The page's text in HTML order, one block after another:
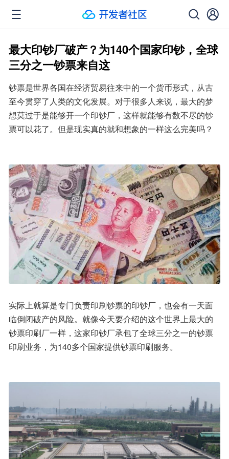
最大印钞厂破产？为140个国家印钞，全球
三分之一钞票来自这
钞票是世界各国在经济贸易往来中的一个货币形式，从古
至今贯穿了人类的文化发展。对于很多人来说，最大的梦
想莫过于是能够开一个印钞厂，这样就能够有数不尽的钞
票可以花了。但是现实真的就和想象的一样这么完美吗？
实际上就算是专门负责印刷钞票的印钞厂，也会有一天面
临倒闭破产的风险。就像今天要介绍的这个世界上最大的
钞票印刷厂一样，这家印钞厂承包了全球三分之一的钞票
印刷业务，为140多个国家提供钞票印刷服务。